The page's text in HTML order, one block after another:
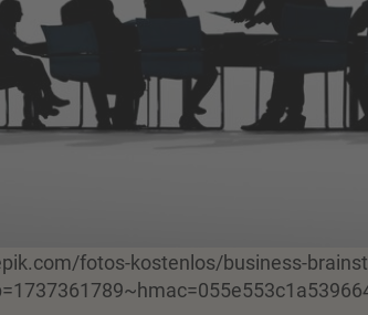
fotos-kostenlos/business-